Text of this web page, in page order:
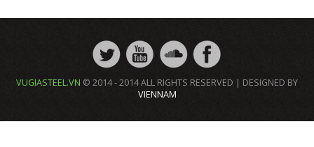
VUGIASTEEL.VN © 2014 - 2014 ALL RIGHTS RESERVED | DESIGNED BY
VIENNAM